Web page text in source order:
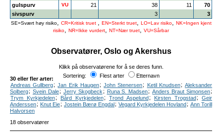
gulspurv
VU 21 38 11
70
sivspurv
3 3
SE=Svært høy risiko, CR=Kritisk truet , EN=Sterkt truet, LO=Lav risiko, NK=Ingen kjent
risiko, NR=Ikke vurdert, NT=Nær truet, VU=Sårbar
Observatører, Oslo og Akershus
Klikk på observatørene for å se deres funn.
Sortering:
Flest arter Etternavn
30 eller fler arter:
Andreas Gullberg; Jan Erik Haugen; John Stenersen; Ketil Knudsen; Aleksander
Solberg; Svein Dale; Jerry Skogbeck ; Runa S. Madsen; Anders Braut Simonsen;
Trym Kyrkjedelen ; Bård Kyrkjedelen ; Trond Aspelund ; Kirsten Trogstad ; Geir
Anderssen; Knut Eie; Jostein Bærø Engdal; Vegard Kyrkjedelen Hovland; Ann Torill
Halvorsen
18 observatører